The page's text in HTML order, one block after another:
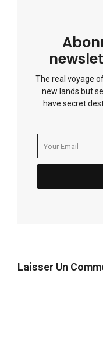
The real voyage
new lands but
have secret
Laisser Un